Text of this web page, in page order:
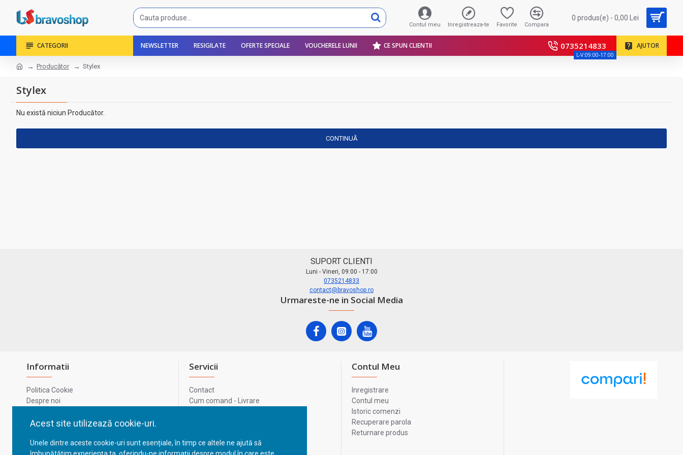
Acest site utilizează cookie-uri.
Unele dintre aceste cookie-uri sunt esențiale, în timp ce altele ne ajută să
Contul meu Inregistreaza-te Favorite Compara
0 produs(e) - 0,00 Lei
CATEGORII NEWSLETTER RESIGILATE OFERTE SPECIALE VOUCHERELE LUNII CE SPUN CLIENTII 0735214833
L-V:09:00-17:00
AJUTOR
Producător Stylex
Stylex
Nu există niciun Producător.
CONTINUĂ
SUPORT CLIENTI
Luni - Vineri, 09:00 - 17:00
0735214833
contact@bravoshop.ro
Urmareste-ne in Social Media
Informatii
Politica Cookie
Despre noi
Confidentialitate
GDPR - Datele tale
Servicii
Contact
Cum comand - Livrare
ANPC
Contul Meu
Inregistrare
Contul meu
Istoric comenzi
Recuperare parola
Returnare produs